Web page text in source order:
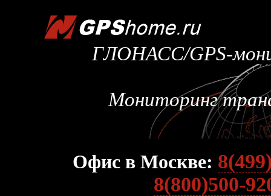
ГЛОНАСС/GPS-
Мониторинг
Офис в Москве:
8(800)500-